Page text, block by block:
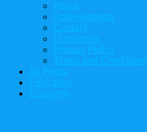
About
Achievements
Contact
Disclaimer
Privacy Policy
Terms and Conditions
All Posts
Education
Economy